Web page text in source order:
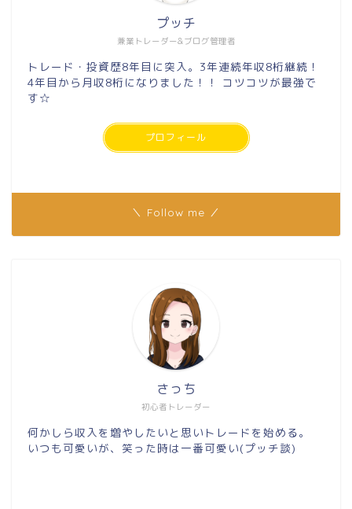
兼業トレーダー&ブログ管理者
プッチ
トレード・投資歴8年目に突入。3年連続年収8桁継続！
4年目から月収8桁になりました！！ コツコツが最強で
す☆
プロフィール
＼ Follow me ／
初心者トレーダー
さっち
何かしら収入を増やしたいと思いトレードを始める。
いつも可愛いが、笑った時は一番可愛い(プッチ談)